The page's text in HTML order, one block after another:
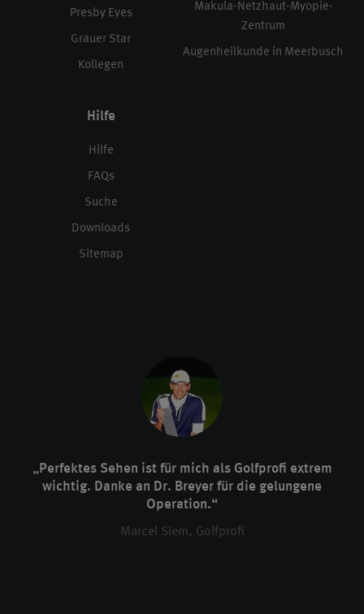
Presby Eyes
Grauer Star
Kollegen
Makula-Netzhaut-Myopie-
Zentrum
Augenheilkunde in Meerbusch
Hilfe
Hilfe
FAQs
Suche
Downloads
Sitemap
„Perfektes Sehen ist für mich als Golfprofi extrem
wichtig. Danke an Dr. Breyer für die gelungene
Operation.“
Marcel Siem, Golfprofi